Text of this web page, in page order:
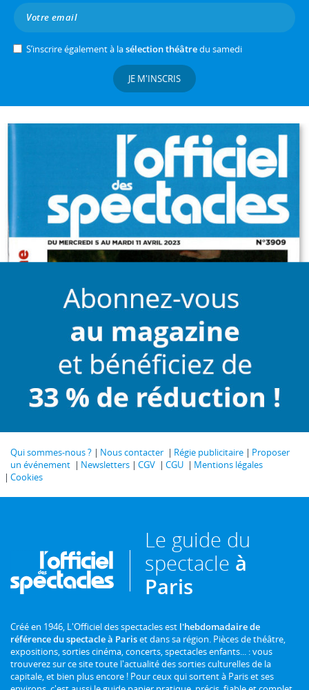
S’inscrire également à lasélection théâtredu samedi
JE M'INSCRIS
Qui sommes-nous ? Nous contacter Régie publicitaire
Proposer
un événement
Newsletters CGV CGU
Mentions légales
Cookies
Le guide du
spectacle à
Paris
Créé en 1946, L'Officiel des spectacles est l'hebdomadaire de
référence du spectacle à Pariset dans sa région. Pièces de théâtre,
expositions, sorties cinéma, concerts, spectacles enfants... : vous
trouverez sur ce site toute l'actualité des sorties culturelles de la
capitale, et bien plus encore ! Pour ceux qui sortent à Paris et ses